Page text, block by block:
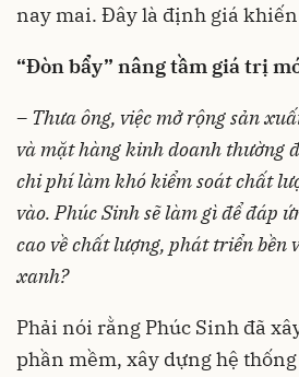
nay mai. Đây là định giá
“Đòn bẩy” nâng tầm giá trị
– Thưa ông, việc mở rộng sản
và mặt hàng kinh doanh thường
chi phí làm khó kiểm soát chất
vào. Phúc Sinhsẽ làm gì để đáp
cao về chất lượng, phát triển bền
xanh?
Phải nói rằng Phúc Sinh đã
phần mềm, xây dựng hệ